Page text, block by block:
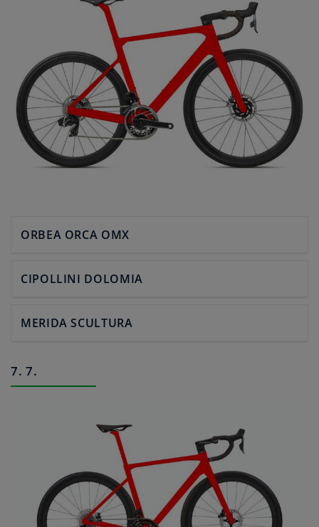
ORBEA ORCA OMX
CIPOLLINI DOLOMIA
MERIDA SCULTURA
7. 7.